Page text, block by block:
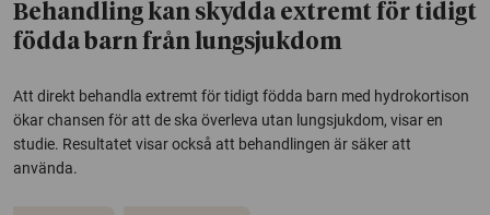
Behandling kan skydda extremt för tidigt
födda barn från lungsjukdom
Att direkt behandla extremt för tidigt födda barn med hydrokortison
ökar chansen för att de ska överleva utan lungsjukdom, visar en
studie. Resultatet visar också att behandlingen är säker att
använda.